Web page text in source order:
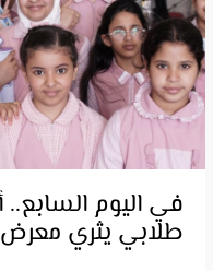
في اليوم
طلابي يثري معرض